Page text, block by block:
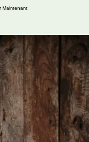
Maintenant